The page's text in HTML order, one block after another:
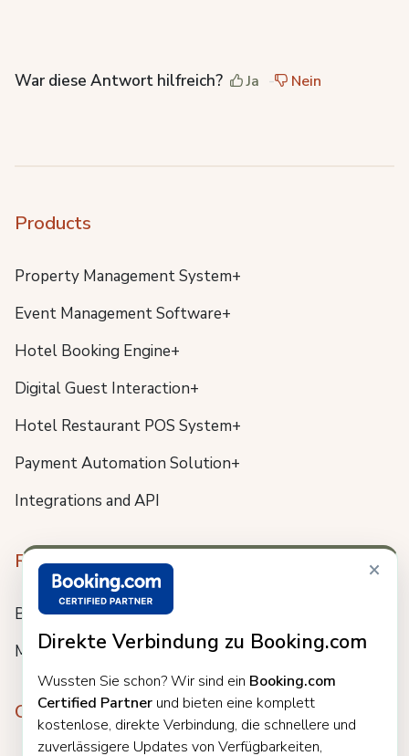
×
Direkte Verbindung zu Booking.com
Wussten Sie schon? Wir sind ein Booking.com
Certified Partnerund bieten eine komplett
kostenlose, direkte Verbindung, die schnellere und
zuverlässigere Updates von Verfügbarkeiten,
War diese Antwort hilfreich? Ja Nein
Products
Property Management System+
Event Management Software+
Hotel Booking Engine+
Digital Guest Interaction+
Hotel Restaurant POS System+
Payment Automation Solution+
Integrations and API
Resources
Blog
Meet us
Company